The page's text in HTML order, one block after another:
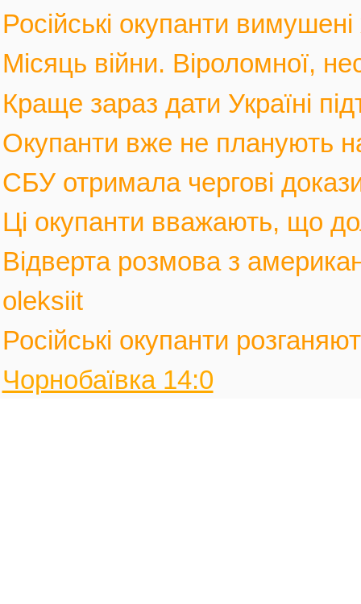
Російські окупанти
Місяць війни. Віроломної,
Краще зараз дати Україні
Окупанти вже не планують
СБУ отримала чергові
Ці окупанти вважають, що
Відверта розмова з
oleksiit
Російські окупанти
Чорнобаївка 14:0